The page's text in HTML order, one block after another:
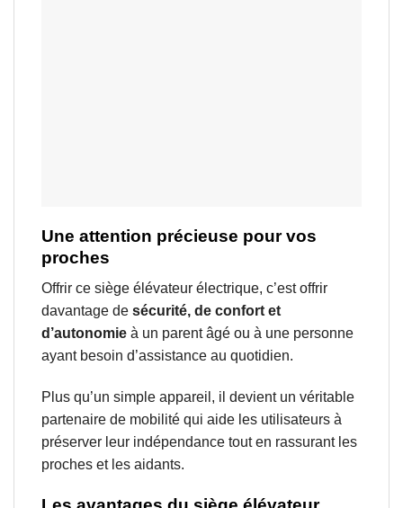
Une attention précieuse pour vos
proches
Offrir ce siège élévateur électrique, c’est offrir
davantage de sécurité, de confort et
d’autonomie à un parent âgé ou à une personne
ayant besoin d’assistance au quotidien.
Plus qu’un simple appareil, il devient un véritable
partenaire de mobilité qui aide les utilisateurs à
préserver leur indépendance tout en rassurant les
proches et les aidants.